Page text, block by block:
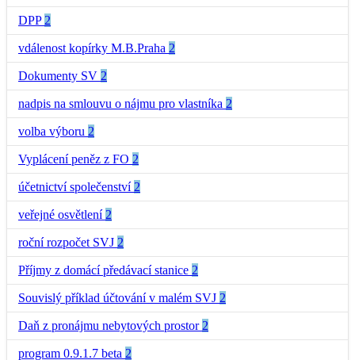
DPP 2
vdálenost kopírky M.B.Praha 2
Dokumenty SV 2
nadpis na smlouvu o nájmu pro vlastníka 2
volba výboru 2
Vyplácení peněz z FO 2
účetnictví společenství 2
veřejné osvětlení 2
roční rozpočet SVJ 2
Příjmy z domácí předávací stanice 2
Souvislý příklad účtování v malém SVJ 2
Daň z pronájmu nebytových prostor 2
program 0.9.1.7 beta 2